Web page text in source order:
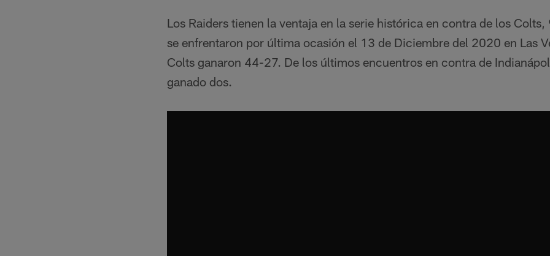
Los Raiders tienen la ventaja en la serie histórica en contra de los
se enfrentaron por última ocasión el 13 de Diciembre del 2020 en Las
Colts ganaron 44-27. De los últimos encuentros en contra de
ganado dos.